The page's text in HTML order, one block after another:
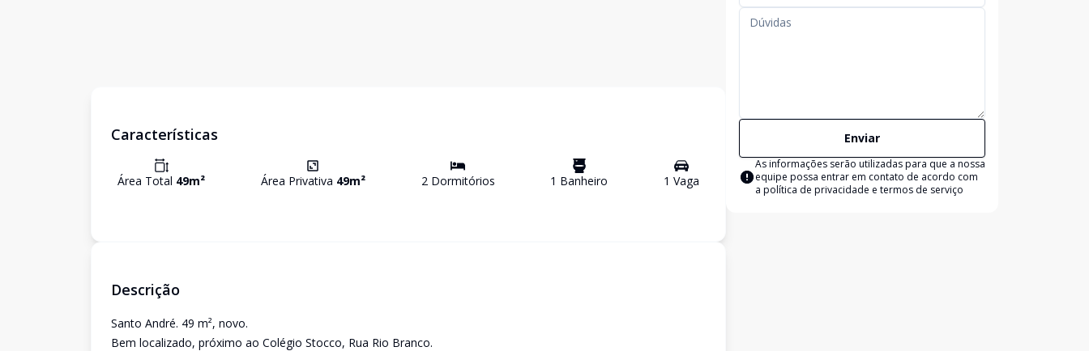
Características
Área Total 49m² Área Privativa 49m² 2Dormitórios 1 Banheiro 1 Vaga
Descrição
Santo André. 49 m², novo.
Bem localizado, próximo ao Colégio Stocco, Rua Rio Branco.
Enviar
As informações serão utilizadas para que a nossa
equipe possa entrar em contato de acordo com
a política de privacidade e termos de serviço